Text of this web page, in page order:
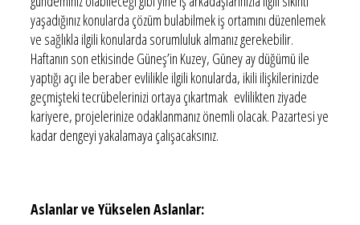
yaşadığınız konularda çözüm bulabilmek iş ortamını düzenlemek
ve sağlıkla ilgili konularda sorumluluk almanız gerekebilir.
Haftanın son etkisinde Güneş’in Kuzey, Güney ay düğümü ile
yaptığı açı ile beraber evlilikle ilgili konularda, ikili ilişkilerinizde
geçmişteki tecrübelerinizi ortaya çıkartmak evlilikten ziyade
kariyere, projelerinize odaklanmanız önemli olacak. Pazartesi ye
kadar dengeyi yakalamaya çalışacaksınız.
Aslanlar ve Yükselen Aslanlar: